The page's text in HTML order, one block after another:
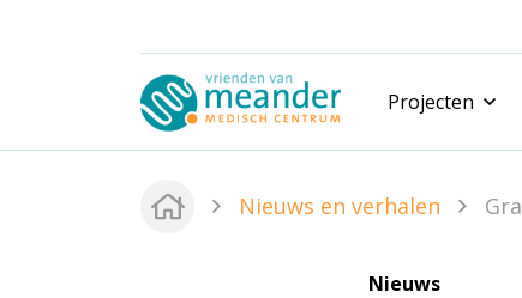
Projecten
Nieuwe projecten
Nieuws en verhalen
Nieuws